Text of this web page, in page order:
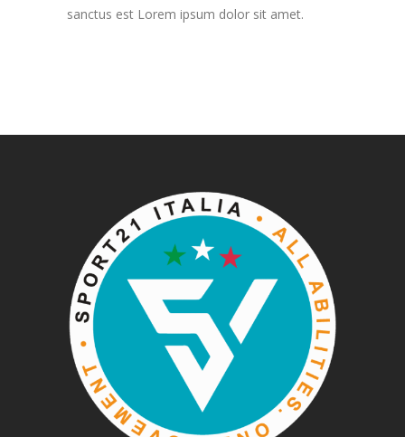
sanctus est Lorem ipsum dolor sit amet.